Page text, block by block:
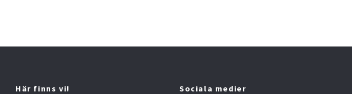
Här finns vi! Sociala medier